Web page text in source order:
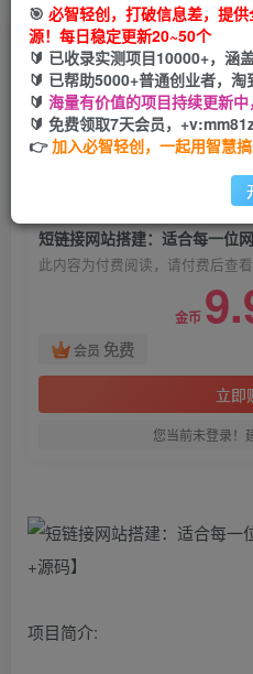
短链接网站搭建：适合每
教程+源码】
必智轻创
2年前发布
此内容为付费阅读，请付费后查看
金币
会员 免费
立即
您当前未登录！
项目简介:
🎯 必智轻创，打破信息差，提
源！每日稳定更新20~50个
🔰 已收录实测项目10000+，涵
🔰 已帮助5000+普通创业者，淘
🔰 海量有价值的项目持续更新
🔰 免费领取7天会员，
👉加入必智轻创，一起用智慧搞